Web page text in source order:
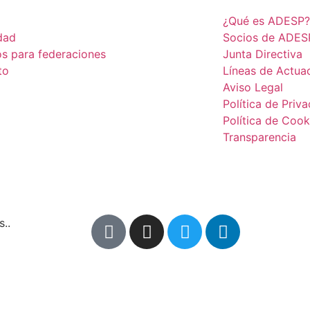
para federaciones
¿Qué es ADESP?
Socios de
Junta Directiva
Líneas de
Aviso Legal
Política de
Política de
Transparencia